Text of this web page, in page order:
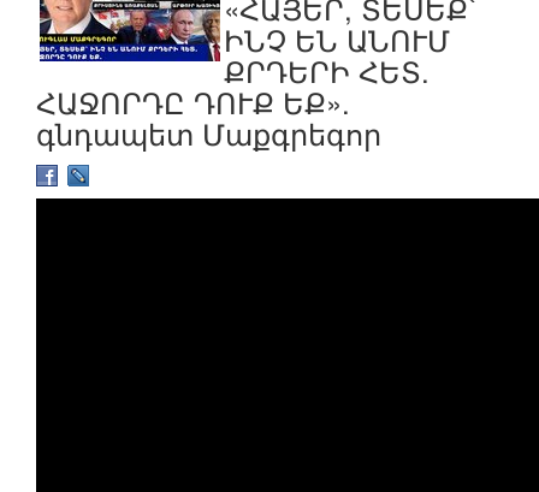
ԻՆՉ ԵՆ ԱՆՈՒՄ
ՔՐԴԵՐԻ ՀԵՏ.
ՀԱՋՈՐԴԸ ԴՈՒՔ ԵՔ».
գնդապետ Մաքգրեգոր